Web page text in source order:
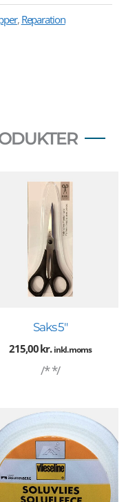
, Reparation
Saks 5″
215,00kr. inkl. moms
/* */